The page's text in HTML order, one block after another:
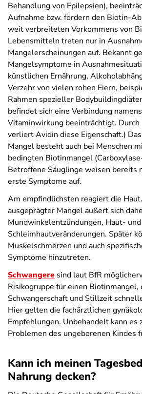
Behandlung von Epilepsien),
Aufnahme bzw. fördern den Biotin-
weit verbreiteten Vorkommens von
Lebensmitteln treten nur in
Mangelerscheinungen auf. Bekannt
Mangelsymptome in
künstlichen Ernährung,
Verzehr von vielen rohen Eiern,
Rahmen spezieller
befindet sich eine Verbindung
Vitaminwirkung beeinträchtigt. Durch
verliert Avidin diese Eigenschaft.)
Mangel besteht auch bei Menschen
bedingten Biotinmangel
Betroffene Säuglinge weisen bereits
erste Symptome auf.
Am empfindlichsten reagiert die
ausgeprägter Mangel äußert sich
Mundwinkelentzündungen, Haut- und
Schleimhautveränderungen. Später
Muskelschmerzen und auch
Symptome hinzutreten.
Schwangere sind laut BfR
Risikogruppe für einen Biotinmangel,
Schwangerschaft und Stillzeit
Hier gelten die fachärztlichen
Empfehlungen. Unbehandelt kann es
Problemen des ungeborenen Kindes
Kann ich meinen
Nahrung decken?